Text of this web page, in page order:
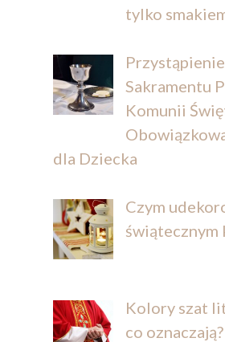
tylko
Sakramentu
Komunii
dla Dziecka
Czym
świątecznym
Kolory szat
co